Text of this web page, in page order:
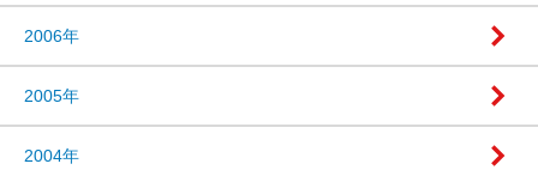
2006年
2005年
2004年